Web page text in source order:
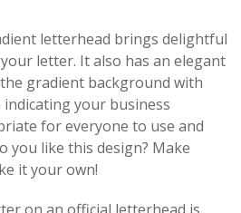
letterhead brings delightful
letter. It also has an elegant
gradient background with
your business
for everyone to use and
you like this design? Make
it your own!